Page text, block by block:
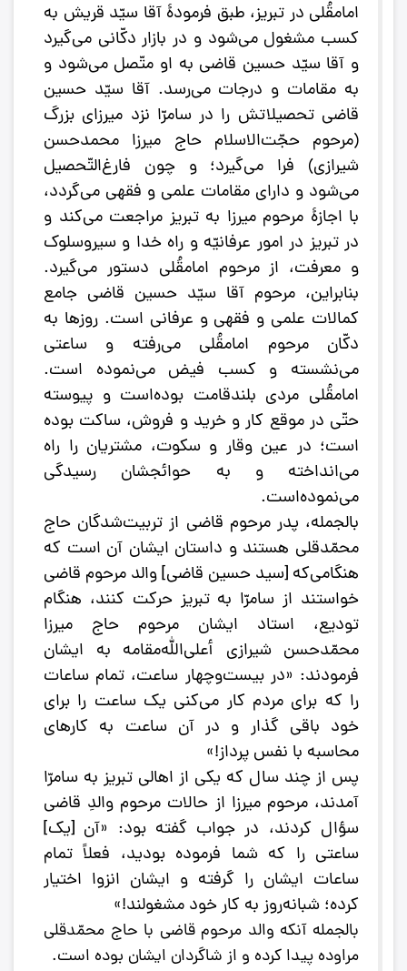
امامقُلی در تبریز، طبق فرمودۀ آقا سیّد قریش به
کسب مشغول می‌شود و در بازار دکّانی می‌گیرد
و آقا سیّد حسین قاضی به او متّصل می‌شود و
به مقامات و درجات می‌رسد. آقا سیّد حسین
قاضی تحصیلاتش را در سامرّا نزد میرزای بزرگ
(مرحوم حجّت‌الاسلام حاج میرزا محمدحسن
شیرازی) فرا می‌گیرد؛ و چون فارغ‌التّحصیل
می‌شود و دارای مقامات علمی و فقهی می‌گردد،
با اجازۀ مرحوم میرزا به تبریز مراجعت می‌کند و
در تبریز در امور عرفانیّه و راه خدا و سیروسلوک
و معرفت، از مرحوم امامقُلی دستور می‌گیرد.
بنابراین، مرحوم آقا سیّد حسین قاضی جامع
کمالات علمی و فقهی و عرفانی است. روزها به
دکّان مرحوم امامقُلی می‌رفته و ساعتی
می‌نشسته و کسب فیض می‌نموده است.
امامقُلی مردی بلندقامت بوده‌است و پیوسته
حتّی در موقع کار و خرید و فروش، ساکت بوده
است؛ در عین وقار و سکوت، مشتریان را راه
می‌انداخته و به حوائجشان رسیدگی
می‌نموده‌است.
بالجمله، پدر مرحوم قاضی از تربیت‌شدگان حاج
محمّدقلی هستند و داستان ایشان آن است که
هنگامی‌که [سید حسین قاضی] والد مرحوم قاضی
خواستند از سامرّا به تبریز حرکت کنند، هنگام
تودیع، استاد ایشان مرحوم حاج میرزا
محمّدحسن شیرازی أعلی‌الله‌مقامه به ایشان
فرمودند: «در بیست‌و‌چهار ساعت، تمام ساعات
را که برای مردم کار می‌کنی یک ساعت را برای
خود باقی گذار و در آن ساعت به کارهای
محاسبه با نفس پرداز!»
پس از چند سال که یکی از اهالی تبریز به سامرّا
آمدند، مرحوم میرزا از حالات مرحوم والدِ قاضی
سؤال کردند، در جواب گفته بود: «آن [یک]
ساعتی را که شما فرموده بودید، فعلاً تمام
ساعات ایشان را گرفته و ایشان انزوا اختیار
کرده؛ شبانه‌روز به کار خود مشغولند!»
بالجمله آنکه والد مرحوم قاضی با حاج محمّدقلی
مراوده پیدا کرده و از شاگردان ایشان بوده است.